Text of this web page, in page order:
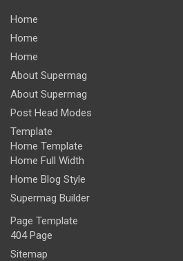
Home
Home
Home
About Supermag
About Supermag
Post Head Modes
Template
Home Template
Home Full Width
Home Blog Style
Supermag Builder
Page Template
404 Page
Sitemap